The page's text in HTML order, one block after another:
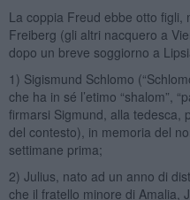
La coppia Freud ebbe otto figli,
Freiberg (gli altri nacquero a
dopo un breve soggiorno a
1) Sigismund Schlomo
che ha in sé l’etimo “shalom”,
firmarsi Sigmund, alla tedesca,
del contesto), in memoria del
settimane prima;
2) Julius, nato ad un anno di
che il fratello minore di Amalia,